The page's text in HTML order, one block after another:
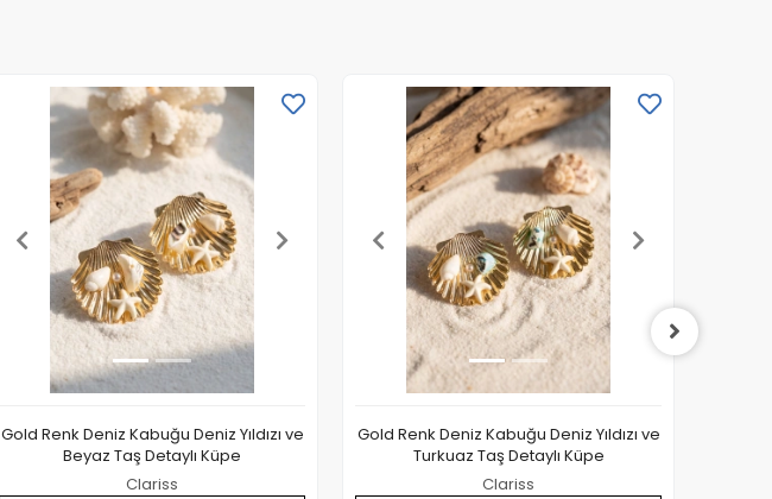
Gold Renk Deniz Kabuğu Deniz Yıldızı ve
Beyaz Taş Detaylı Küpe
Clariss
Gold Renk Deniz Kabuğu Deniz Yıldızı ve
Turkuaz Taş Detaylı Küpe
Clariss